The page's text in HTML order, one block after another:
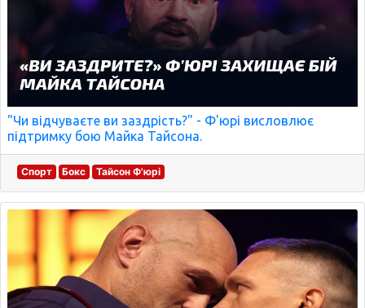
"Чи відчуваєте ви заздрість?" - Ф'юрі висловлює
підтримку бою Майка Тайсона.
Спорт Бокс Тайсон Ф'юрі